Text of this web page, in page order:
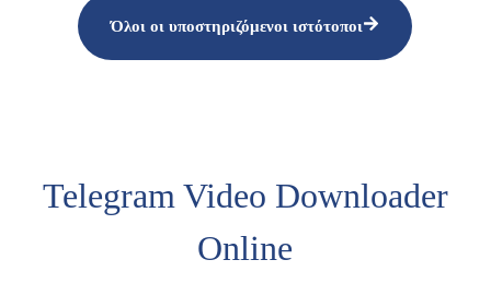
Όλοι οι υποστηριζόμενοι ιστότοποι
Telegram Video Downloader
Online